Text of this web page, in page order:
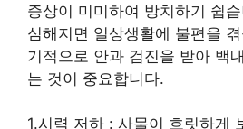
증상이 미미하여 방치하기 쉽
심해지면 일상생활에 불편을
기적으로 안과 검진을 받아 백
는 것이 중요합니다.
1.시력 저하 : 사물이 흐릿하게